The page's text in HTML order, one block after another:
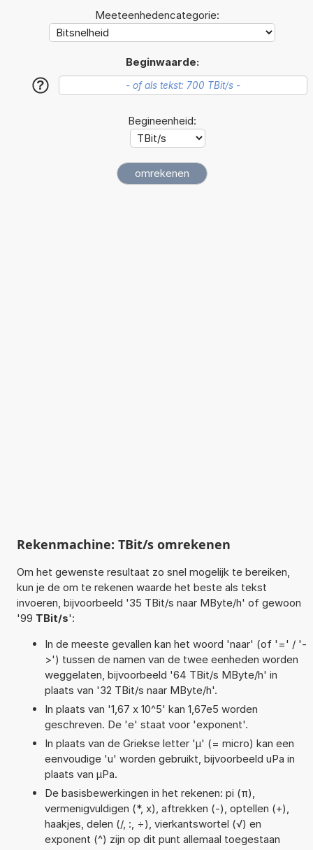
Meeteenhedencategorie:
Beginwaarde:
?
Begineenheid:
Rekenmachine: TBit/s omrekenen
Om het gewenste resultaat zo snel mogelijk te bereiken,
kun je de om te rekenen waarde het beste als tekst
invoeren, bijvoorbeeld '35 TBit/s naar MByte/h' of gewoon
'99 TBit/s':
In de meeste gevallen kan het woord 'naar' (of '=' / '-
>') tussen de namen van de twee eenheden worden
weggelaten, bijvoorbeeld '64 TBit/s MByte/h' in
plaats van '32 TBit/s naar MByte/h'.
In plaats van '1,67 x 10^5' kan 1,67e5 worden
geschreven. De 'e' staat voor 'exponent'.
In plaats van de Griekse letter 'µ' (= micro) kan een
eenvoudige 'u' worden gebruikt, bijvoorbeeld uPa in
plaats van µPa.
De basisbewerkingen in het rekenen: pi (π),
vermenigvuldigen (*, x), aftrekken (-), optellen (+),
haakjes, delen (/, :, ÷), vierkantswortel (√) en
exponent (^) zijn op dit punt allemaal toegestaan